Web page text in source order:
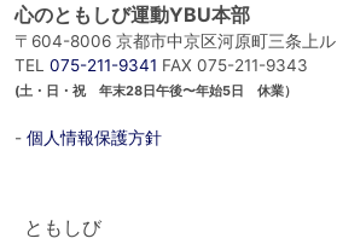
心のともしび運動YBU本部
〒604-8006 京都市中京区河原町三条上ル
TEL 075-211-9341 FAX 075-211-9343
(土・日・祝 年末28日午後〜年始5日 休業）
- 個人情報保護方針
ともしび